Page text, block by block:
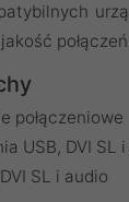
połączeniowe
USB, DVI SL
SL i audio